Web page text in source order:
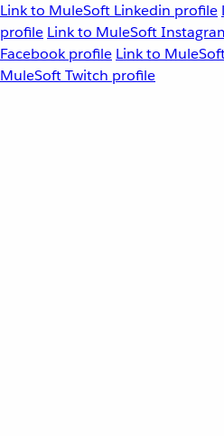
Link to MuleSoft Linkedin profile
profile Link to MuleSoft
Facebook profile Link to
MuleSoft Twitch profile